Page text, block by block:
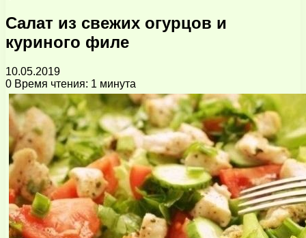
Салат из свежих огурцов и
куриного филе
10.05.2019
0 Время чтения: 1 минута